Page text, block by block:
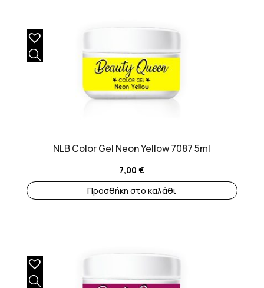
NLB Color Gel Neon Yellow 7087 5ml
7,00€
Προσθήκη στο καλάθι